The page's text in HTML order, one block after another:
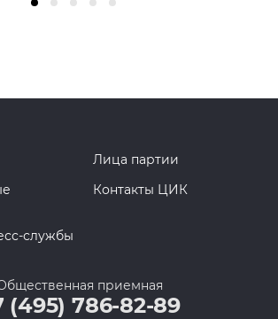
Лица партии
Контакты ЦИК
службы
приемная
(495) 786-82-89